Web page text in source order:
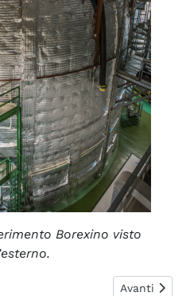
Borexino visto
funziona il Sole, introduzione
Articolo
Avanti